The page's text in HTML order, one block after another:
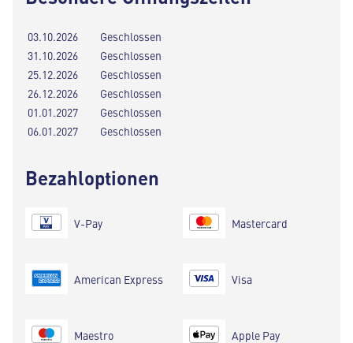
03.10.2026
Geschlossen
31.10.2026
Geschlossen
25.12.2026
Geschlossen
26.12.2026
Geschlossen
01.01.2027
Geschlossen
06.01.2027
Geschlossen
Bezahloptionen
V-Pay
American Express
Maestro
Mastercard
Visa
Apple Pay